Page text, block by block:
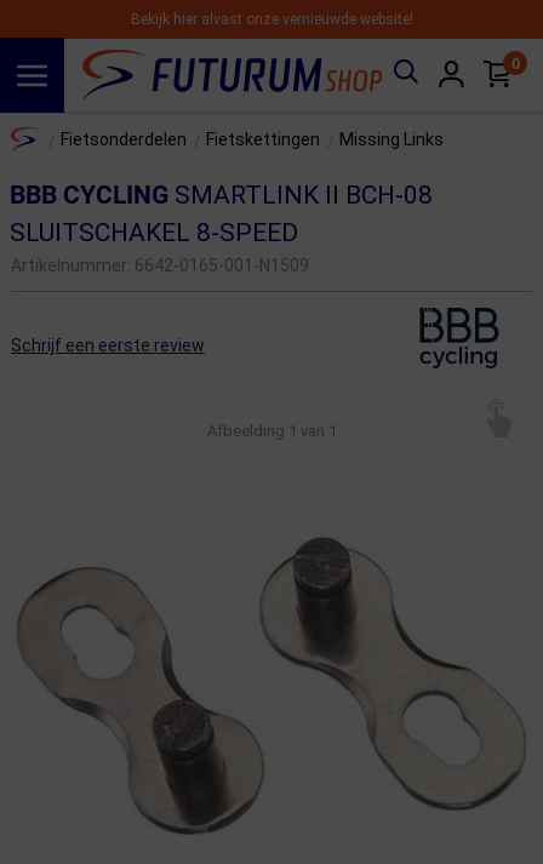
Bekijk hier alvast onze vernieuwde website!
0
Home Fietsonderdelen Fietskettingen Missing Links
BBB CYCLING SMARTLINK II BCH-08
SLUITSCHAKEL 8-SPEED
Artikelnummer: 6642-0165-001-N1509
Schrijf een eerste review
Afbeelding 1 van 1